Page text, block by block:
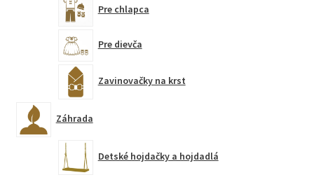
Pre chlapca
Pre dievča
Zavinovačky na krst
Záhrada
Detské hojdačky a hojdadlá